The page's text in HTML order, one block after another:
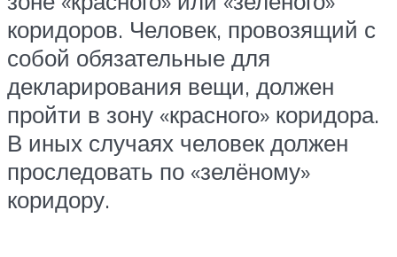
коридоров. Человек, провозящий с
собой обязательные для
декларирования вещи, должен
пройти в зону «красного» коридора.
В иных случаях человек должен
проследовать по «зелёному»
коридору.